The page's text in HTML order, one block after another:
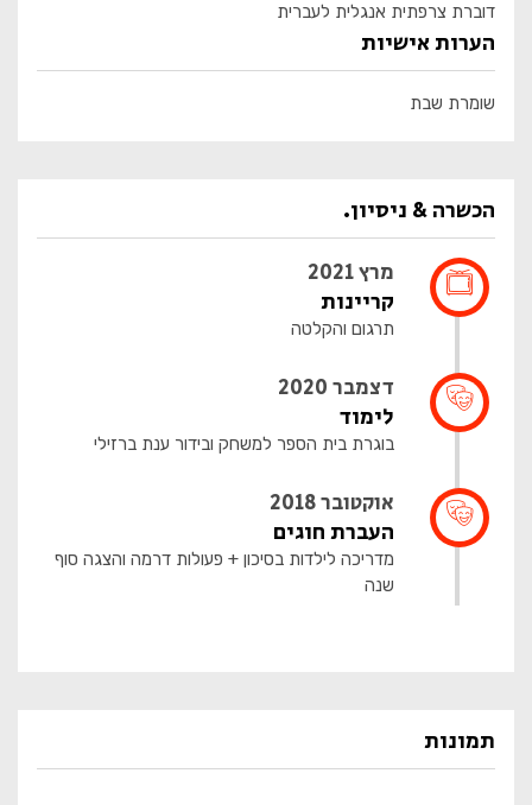
דוברת צרפתית אנגלית לעברית
הערות אישיות
שומרת שבת
הכשרה & ניסיון.
מרץ 2021
קריינות
תרגום והקלטה
דצמבר 2020
לימוד
בוגרת בית הספר למשחק ובידור ענת ברזילי
אוקטובר 2018
העברת חוגים
מדריכה לילדות בסיכון + פעולות דרמה והצגה סוף
שנה
תמונות